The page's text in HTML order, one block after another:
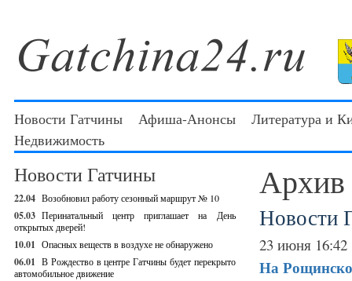
Новости Гатчины Афиша-Анонсы
Литература и
Недвижимость
Новости Гатчины
22.04 Возобновил работу сезонный маршрут № 10
05.03 Перинатальный центр приглашает на День
открытых дверей!
10.01 Опасных веществ в воздухе не обнаружено
06.01 В Рождество в центре Гатчины будет перекрыто
автомобильное движение
Архив
Новости
23 июня 16:42
На